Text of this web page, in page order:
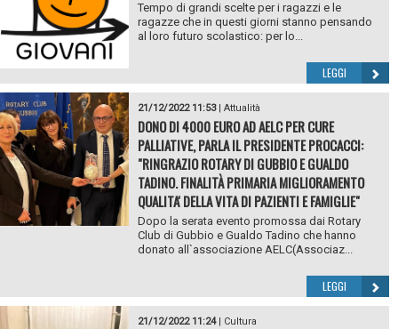
Tempo di grandi scelte per i ragazzi e le
ragazze che in questi giorni stanno pensando
al loro futuro scolastico: per lo...
LEGGI
21/12/2022 11:53| Attualità
DONO DI 4000 EURO AD AELC PER CURE
PALLIATIVE, PARLA IL PRESIDENTE PROCACCI:
"RINGRAZIO ROTARY DI GUBBIO E GUALDO
TADINO. FINALITÀ PRIMARIA MIGLIORAMENTO
QUALITA' DELLA VITA DI PAZIENTI E FAMIGLIE"
Dopo la serata evento promossa dai Rotary
Club di Gubbio e Gualdo Tadino che hanno
donato all`associazione AELC(Associaz...
LEGGI
21/12/2022 11:24| Cultura